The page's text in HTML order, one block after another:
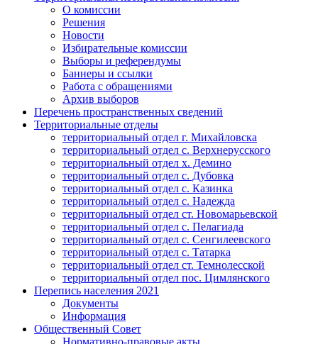
О комиссии
Решения
Новости
Избирательные комиссии
Выборы и референдумы
Баннеры и ссылки
Работа с обращениями
Архив выборов
Перечень пространственных сведений
Территориальные отделы
территориальный отдел г. Михайловска
территориальный отдел с. Верхнерусского
территориальный отдел х. Демино
территориальный отдел с. Дубовка
территориальный отдел с. Казинка
территориальный отдел с. Надежда
территориальный отдел ст. Новомарьевской
территориальный отдел с. Пелагиада
территориальный отдел с. Сенгилеевского
территориальный отдел с. Татарка
территориальный отдел ст. Темнолесской
территориальный отдел пос. Цимлянского
Перепись населения 2021
Документы
Информация
Общественный Совет